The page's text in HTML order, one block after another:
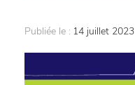
Publiée le : 14 juillet 2023